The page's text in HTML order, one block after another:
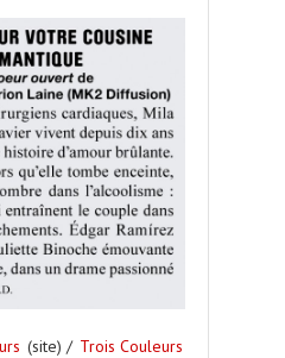
(site) / Trois Couleurs